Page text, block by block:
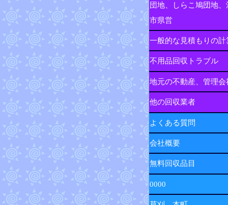
団地、しらこ鳩団地、
市県営
一般的な見積もりの計
不用品回収トラブル
地元の不動産、管理会
他の回収業者
よくある質問
会社概要
無料回収品目
0000